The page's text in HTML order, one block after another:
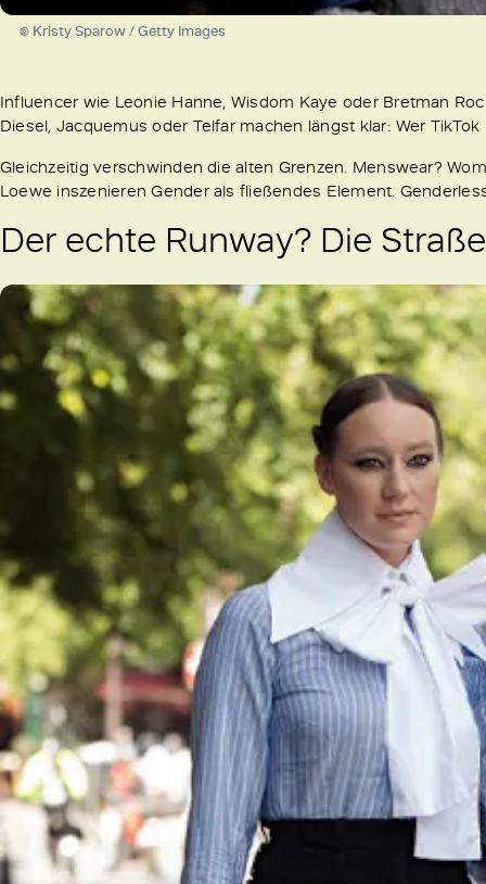
© Kristy Sparow / Getty Images
Influencer wie Leonie Hanne, Wisdom Kaye oder Bretman
Diesel, Jacquemus oder Telfar machen längst klar: Wer
Gleichzeitig verschwinden die alten Grenzen. Menswear?
Loewe inszenieren Gender als fließendes Element.
Der echte Runway? Die